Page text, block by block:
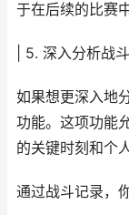
于在后续的比赛
| 5. 深入分析战
如果想更深入地
功能。这项功能
的关键时刻和个
通过战斗记录，